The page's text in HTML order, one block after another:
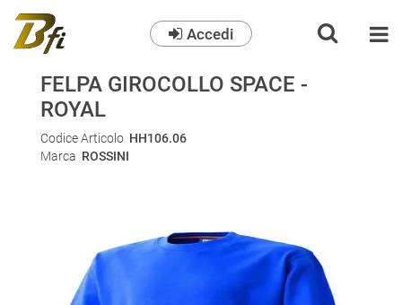
Accedi
FELPA GIROCOLLO SPACE -
ROYAL
Codice Articolo HH106.06
Marca ROSSINI